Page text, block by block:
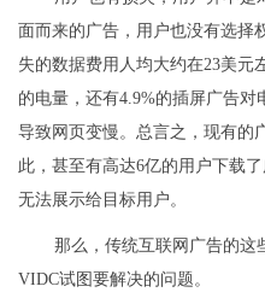
面而来的广告，用户也没有选择
失的数据费用人均大约在23美元
的电量，还有4.9%的插屏广告
导致网页变慢。总言之，现有的
此，甚至有高达6亿的用户下载
无法展示给目标用户。
那么，传统互联网广告的这
VIDC试图要解决的问题。